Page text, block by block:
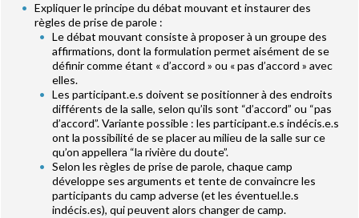
Expliquer le principe du débat mouvant et instaurer des
règles de prise de parole :
Le débat mouvant consiste à proposer à un groupe des
affirmations, dont la formulation permet aisément de se
définir comme étant « d’accord » ou « pas d’accord » avec
elles.
Les participant.e.s doivent se positionner à des endroits
différents de la salle, selon qu’ils sont “d’accord” ou “pas
d’accord”. Variante possible : les participant.e.s indécis.e.s
ont la possibilité de se placer au milieu de la salle sur ce
qu’on appellera “la rivière du doute”.
Selon les règles de prise de parole, chaque camp
développe ses arguments et tente de convaincre les
participants du camp adverse (et les éventuel.le.s
indécis.es), qui peuvent alors changer de camp.